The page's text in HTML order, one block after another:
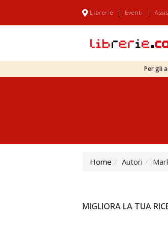
Librerie | Eventi |
Per gli
Home Autori
MIGLIORA LA TUA